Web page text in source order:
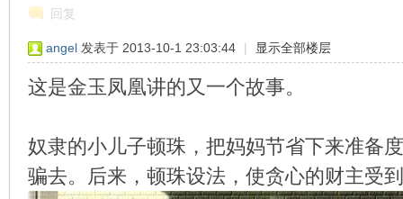
回复
angel 发表于 2013-10-1 23:03:44 | 显示全部楼层
这是金玉凤凰讲的又一个故事。
奴隶的小儿子顿珠，把妈妈节省下来准备
骗去。后来，顿珠设法，使贪心的财主受